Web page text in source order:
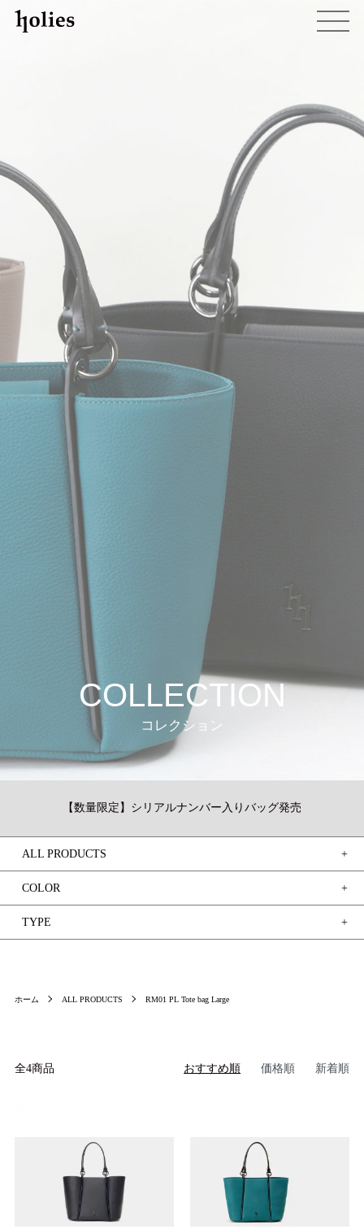
検索
COLLECTION
コレクション
【数量限定】シリアルナンバー入りバッグ発売
ホーム ALL PRODUCTS RM01 PL Tote bag Large
全4商品 おすすめ順 価格順 新着順
ALL PRODUCTS
COLOR
TYPE